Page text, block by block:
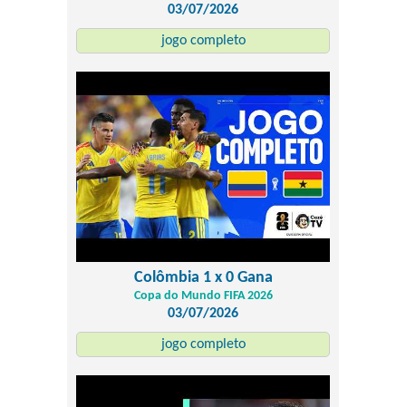
03/07/2026
jogo completo
Colômbia 1 x 0 Gana
Copa do Mundo FIFA 2026
03/07/2026
jogo completo